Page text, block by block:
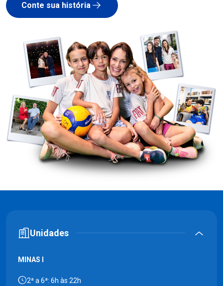
Conte sua história
Unidades
MINAS I
2ª a 6ª: 6h às 22h